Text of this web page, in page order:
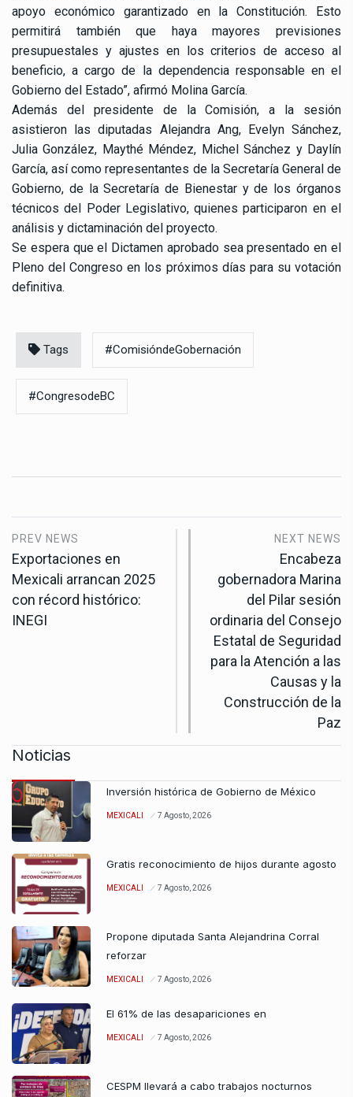
apoyo económico garantizado en la Constitución. Esto
permitirá también que haya mayores previsiones
presupuestales y ajustes en los criterios de acceso al
beneficio, a cargo de la dependencia responsable en el
Gobierno del Estado”, afirmó Molina García.
Además del presidente de la Comisión, a la sesión
asistieron las diputadas Alejandra Ang, Evelyn Sánchez,
Julia González, Maythé Méndez, Michel Sánchez y Daylín
García, así como representantes de la Secretaría General de
Gobierno, de la Secretaría de Bienestar y de los órganos
técnicos del Poder Legislativo, quienes participaron en el
análisis y dictaminación del proyecto.
Se espera que el Dictamen aprobado sea presentado en el
Pleno del Congreso en los próximos días para su votación
definitiva.
Tags #ComisióndeGobernación
#CongresodeBC
PREV NEWS
Exportaciones en
Mexicali arrancan 2025
con récord histórico:
INEGI
NEXT NEWS
Encabeza
gobernadora Marina
del Pilar sesión
ordinaria del Consejo
Estatal de Seguridad
para la Atención a las
Causas y la
Construcción de la
Paz
Noticias
Inversión histórica de Gobierno de México
MEXICALI 7 Agosto, 2026
Gratis reconocimiento de hijos durante agosto
MEXICALI 7 Agosto, 2026
Propone diputada Santa Alejandrina Corral
reforzar
MEXICALI 7 Agosto, 2026
El 61% de las desapariciones en
MEXICALI 7 Agosto, 2026
CESPM llevará a cabo trabajos nocturnos